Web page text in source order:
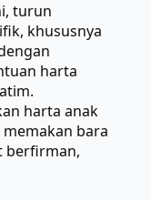
turun
khususnya
harta
harta anak
bara
berfirman,